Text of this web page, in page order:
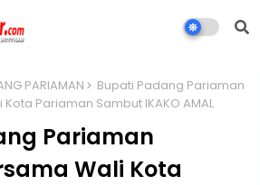
PARIAMAN
Bupati Padang Pariaman
Pariaman Sambut IKAKO AMAL
Pariaman
Wali Kota